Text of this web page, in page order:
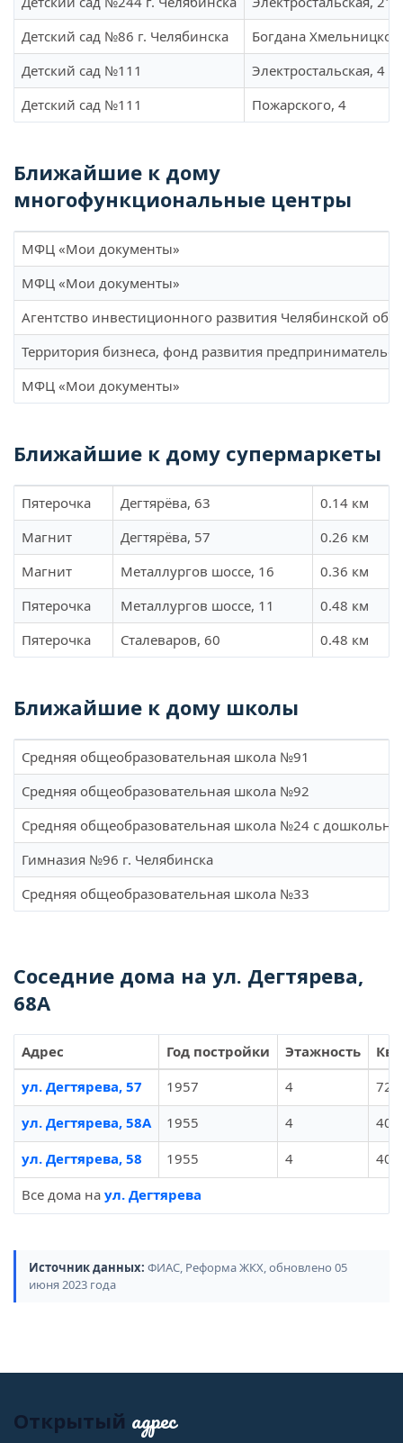
Детский сад №86 г. Челябинска
Богдана
Детский сад №111
Электростальская, 4
Детский сад №111
Пожарского, 4
Ближайшие к дому
многофункциональные центры
МФЦ «Мои документы»
МФЦ «Мои документы»
Агентство инвестиционного развития Челябинской
Территория бизнеса, фонд развития
МФЦ «Мои документы»
Ближайшие к дому супермаркеты
Пятерочка Дегтярёва, 63
0.14 км
Магнит
Дегтярёва, 57
0.26 км
Магнит
Металлургов шоссе, 16
0.36 км
Пятерочка
Металлургов шоссе, 11
0.48 км
Пятерочка
Сталеваров, 60 0.48 км
Ближайшие к дому школы
Средняя общеобразовательная школа №91
Средняя общеобразовательная школа №92
Средняя общеобразовательная школа №24 с
Гимназия №96 г. Челябинска
Средняя общеобразовательная школа №33
Соседние дома на ул. Дегтярева,
68А
Адрес Год постройки Этажность
ул. Дегтярева, 57
1957 4
72
ул. Дегтярева, 58А
1955 4
40
ул. Дегтярева, 58
1955 4
40
Все дома на ул. Дегтярева
Источник данных: ФИАС, Реформа ЖКХ, обновлено 05
июня 2023 года
Открытый адрес